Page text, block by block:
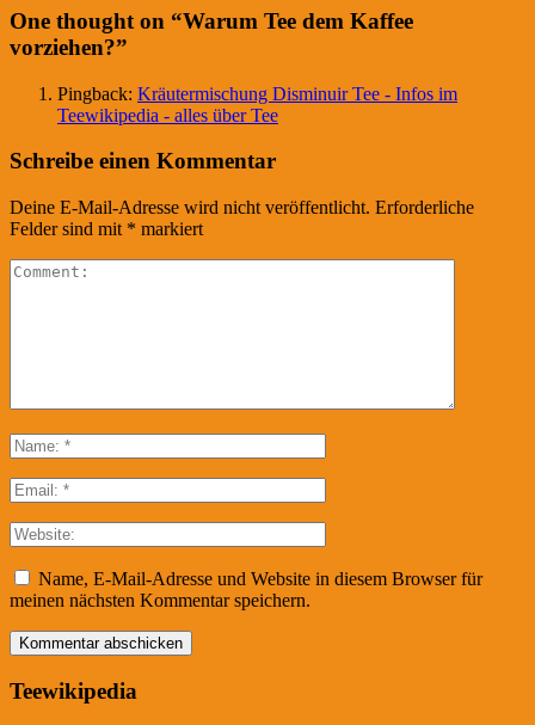
One thought on “Warum Tee dem Kaffee
vorziehen?”
Pingback: Kräutermischung Disminuir Tee - Infos im
Teewikipedia - alles über Tee
Schreibe einen Kommentar
Deine E-Mail-Adresse wird nicht veröffentlicht. Erforderliche
Felder sind mit * markiert
Name, E-Mail-Adresse und Website in diesem Browser für
meinen nächsten Kommentar speichern.
Teewikipedia